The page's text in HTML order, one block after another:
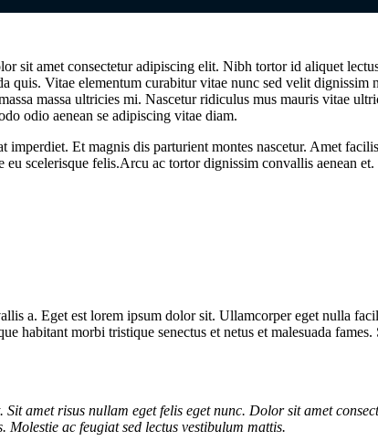
sit amet consectetur adipiscing elit. Nibh tortor id aliquet
quis. Vitae elementum curabitur vitae nunc sed velit
massa ultricies mi. Nascetur ridiculus mus mauris vitae
odio aenean se adipiscing vitae diam.
Et magnis dis parturient montes nascetur. Amet
scelerisque felis.Arcu ac tortor dignissim convallis aenean
a. Eget est lorem ipsum dolor sit. Ullamcorper eget nulla
habitant morbi tristique senectus et netus et malesuada
amet risus nullam eget felis eget nunc. Dolor sit amet
ac feugiat sed lectus vestibulum mattis.